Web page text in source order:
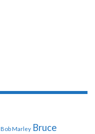
Bob Marley Bruce